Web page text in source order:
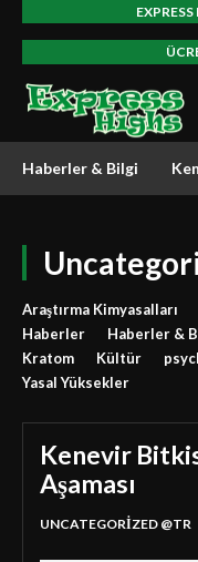
Haberler & Bilgi
Araştırma Kimyasalları
Haberler
Haberler &
Kratom
Kültür
Yasal Yüksekler
Kenevir
Aşaması
UNCATEGORIZED @TR